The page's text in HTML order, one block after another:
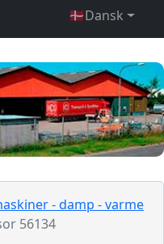
🇩🇰Dansk
- damp - varme
56134